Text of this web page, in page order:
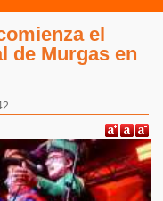
el
de Murgas en